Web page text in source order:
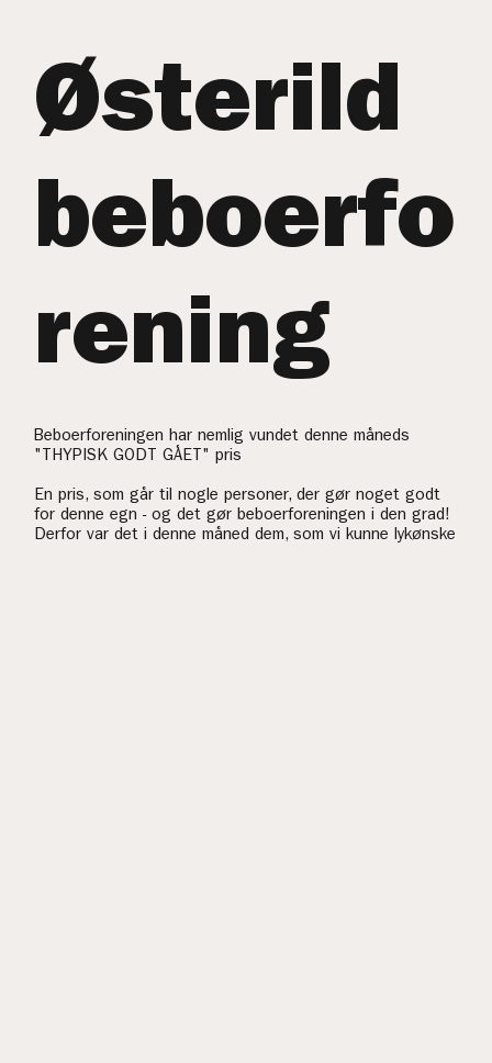
Østerild
beboerfo
rening
Beboerforeningen har nemlig vundet denne måneds
"THYPISK GODT GÅET" pris
En pris, som går til nogle personer, der gør noget godt
for denne egn - og det gør beboerforeningen i den grad!
Derfor var det i denne måned dem, som vi kunne lykønske